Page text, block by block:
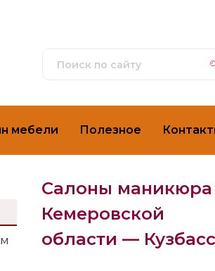
мебели Полезное
Салоны маникюра
Кемеровской
области —